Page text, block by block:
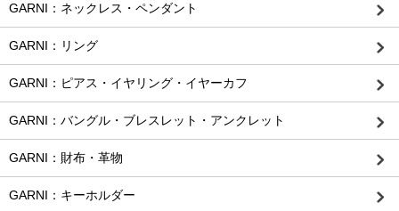
GARNI：ネックレス・ペンダント
GARNI：リング
GARNI：ピアス・イヤリング・イヤーカフ
GARNI：バングル・ブレスレット・アンクレット
GARNI：財布・革物
GARNI：キーホルダー